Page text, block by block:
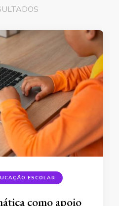
ESCOLAR
como apoio